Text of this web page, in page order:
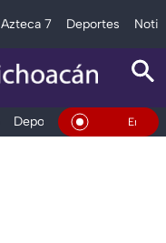
Azteca 7 Deportes
Deportes Espectáculos
En Vivo